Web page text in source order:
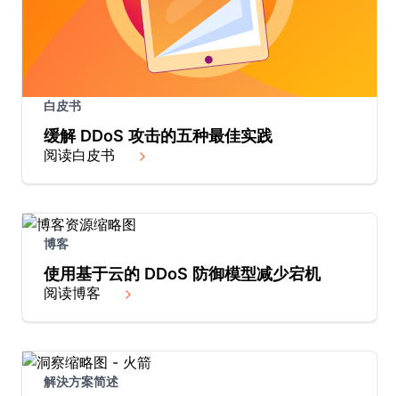
白皮书
缓解 DDoS 攻击的五种最佳实践
阅读白皮书
博客
使用基于云的 DDoS 防御模型减少宕机
阅读博客
解決方案简述